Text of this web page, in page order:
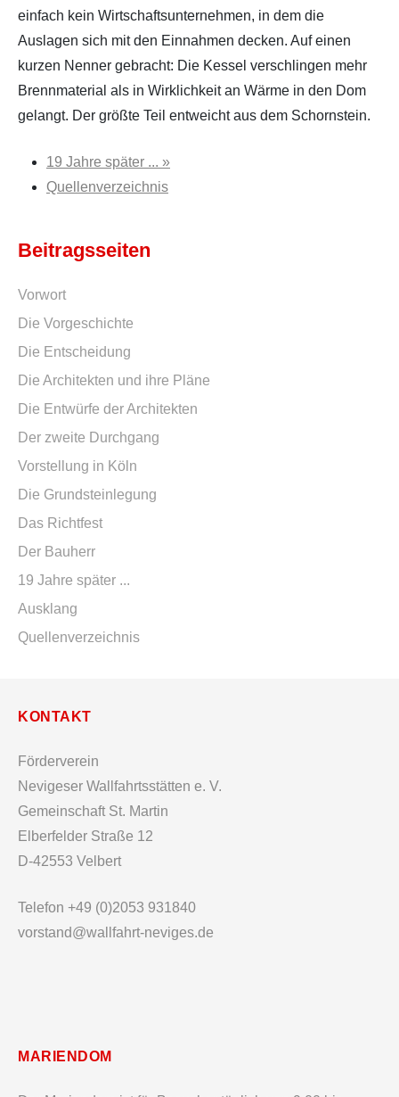
Beitragsseiten
Vorwort
Die Vorgeschichte
Die Entscheidung
Die Architekten und ihre Pläne
Die Entwürfe der Architekten
Der zweite Durchgang
Vorstellung in Köln
Die Grundsteinlegung
Das Richtfest
Der Bauherr
19 Jahre später ...
Ausklang
Quellenverzeichnis
einfach kein Wirtschaftsunternehmen, in dem die
Auslagen sich mit den Einnahmen decken. Auf einen
kurzen Nenner gebracht: Die Kessel verschlingen mehr
Brennmaterial als in Wirklichkeit an Wärme in den Dom
gelangt. Der größte Teil entweicht aus dem Schornstein.
19 Jahre später ... »
Quellenverzeichnis
KONTAKT
Förderverein
Nevigeser Wallfahrtsstätten e. V.
Gemeinschaft St. Martin
Elberfelder Straße 12
D-42553 Velbert
Telefon +49 (0)2053 931840
vorstand@wallfahrt-neviges.de
MARIENDOM